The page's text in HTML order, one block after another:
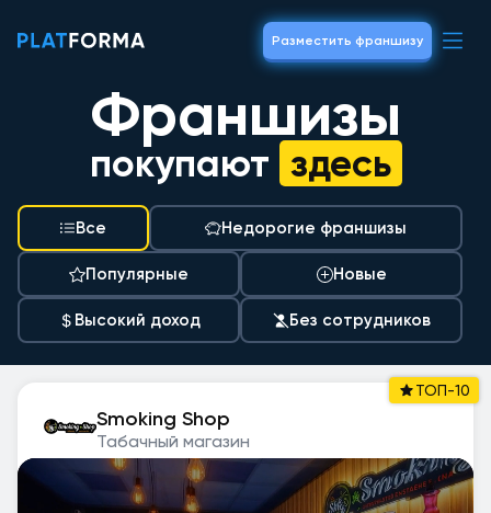
Разместить франшизу
Франшизы
покупают здесь
Все Недорогие франшизы
Популярные Новые
Высокий доход Без сотрудников
Smoking Shop
Табачный магазин
ТОП-10